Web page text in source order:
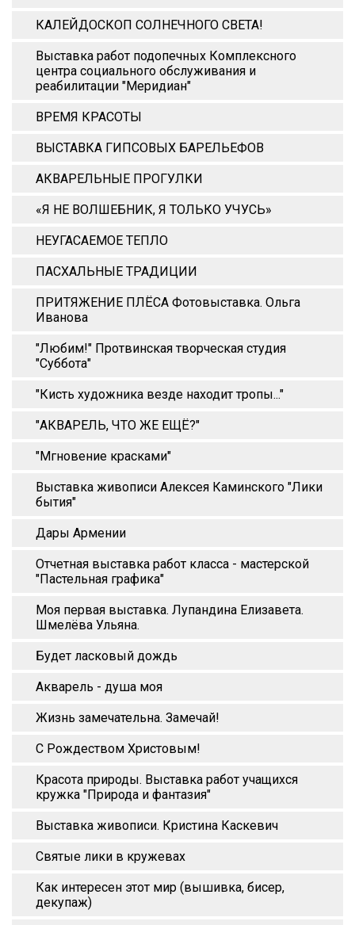
КАЛЕЙДОСКОП СОЛНЕЧНОГО СВЕТА!
Выставка работ подопечных Комплексного
центра социального обслуживания и
реабилитации "Меридиан"
ВРЕМЯ КРАСОТЫ
ВЫСТАВКА ГИПСОВЫХ БАРЕЛЬЕФОВ
АКВАРЕЛЬНЫЕ ПРОГУЛКИ
«Я НЕ ВОЛШЕБНИК, Я ТОЛЬКО УЧУСЬ»
НЕУГАСАЕМОЕ ТЕПЛО
ПАСХАЛЬНЫЕ ТРАДИЦИИ
ПРИТЯЖЕНИЕ ПЛЁСА Фотовыставка. Ольга
Иванова
"Любим!" Протвинская творческая студия
"Суббота"
"Кисть художника везде находит тропы..."
"АКВАРЕЛЬ, ЧТО ЖЕ ЕЩЁ?"
"Мгновение красками"
Выставка живописи Алексея Каминского "Лики
бытия"
Дары Армении
Отчетная выставка работ класса - мастерской
"Пастельная графика"
Моя первая выставка. Лупандина Елизавета.
Шмелёва Ульяна.
Будет ласковый дождь
Акварель - душа моя
Жизнь замечательна. Замечай!
С Рождеством Христовым!
Красота природы. Выставка работ учащихся
кружка "Природа и фантазия"
Выставка живописи. Кристина Каскевич
Святые лики в кружевах
Как интересен этот мир (вышивка, бисер,
декупаж)